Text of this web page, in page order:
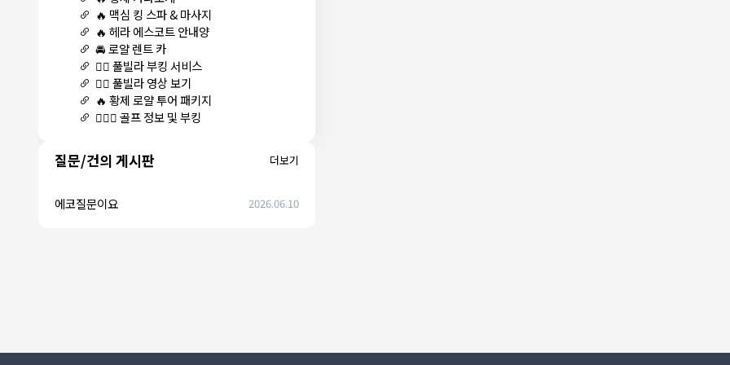
🔥 맥심 킹 스파 & 마사지
🔥 헤라 에스코트 안내양
🚘 로얄 렌트 카
🏊‍♀️ 풀빌라 부킹 서비스
🏊‍♀️ 풀빌라 영상 보기
🔥 황제 로얄 투어 패키지
🏌🏻‍♂️ 골프 정보 및 부킹
질문/건의 게시판 더보기
에코질문이요 2026.06.10